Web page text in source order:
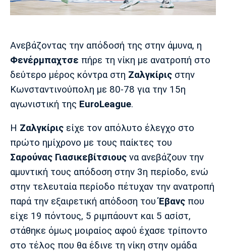
Cine Spot
Running
Media
Παρασκήνιο
Κηφισιά Πανσερραϊκός
Μάντσεστερ
Γιουνάιτεντ
Τσέλσι Άρσεναλ
Λίβερπουλ
Μάντσεστερ
Γιουβέντους
Ανεβάζοντας την απόδοσή της στην άμυνα, η
Φενέρμπαχτσε πήρε τη νίκη με ανατροπή στο
δεύτερο μέρος κόντρα στη Ζαλγκίρις στην
Κωνσταντινούπολη με 80-78 για την 15η
αγωνιστική της EuroLeague.
Η Ζαλγκίρις είχε τον απόλυτο έλεγχο στο
πρώτο ημίχρονο με τους παίκτες του
Σαρούνας Γιασικεβίτσιους να ανεβάζουν την
αμυντική τους απόδοση στην 3η περίοδο, ενώ
στην τελευταία περίοδο πέτυχαν την ανατροπή
παρά την εξαιρετική απόδοση τουΈβανς που
είχε 19 πόντους, 5 ριμπάουντ και 5 ασίστ,
στάθηκε όμως μοιραίος αφού έχασε τρίποντο
στο τέλος που θα έδινε τη νίκη στην ομάδα